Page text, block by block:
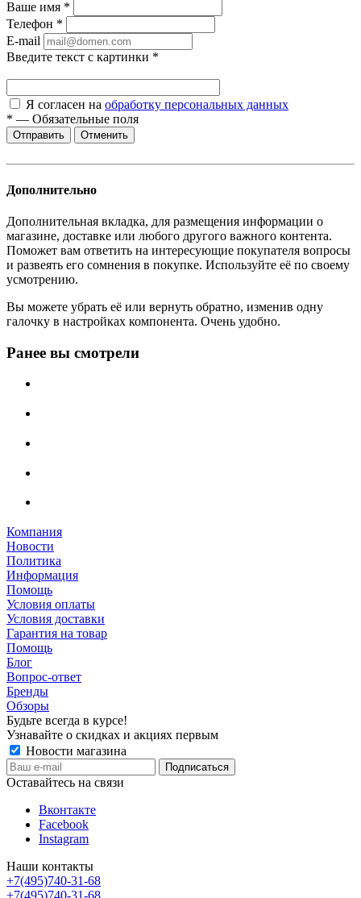
Ваше имя *
Телефон *
E-mail
Введите текст с картинки *
Я согласен на обработку персональных данных
* — Обязательные поля
Отменить
Дополнительно
Дополнительная вкладка, для размещения информации о
магазине, доставке или любого другого важного контента.
Поможет вам ответить на интересующие покупателя вопросы
и развеять его сомнения в покупке. Используйте её по своему
усмотрению.
Вы можете убрать её или вернуть обратно, изменив одну
галочку в настройках компонента. Очень удобно.
Ранее вы смотрели
Компания
Новости
Политика
Информация
Помощь
Условия оплаты
Условия доставки
Гарантия на товар
Помощь
Блог
Вопрос-ответ
Бренды
Обзоры
Будьте всегда в курсе!
Узнавайте о скидках и акциях первым
Новости магазина
Оставайтесь на связи
Вконтакте
Facebook
Instagram
Наши контакты
+7(495)740-31-68
+7(495)740-31-68